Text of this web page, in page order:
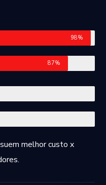
98%
87%
melhor custo x